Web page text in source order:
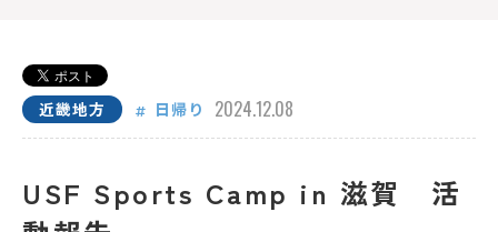
近畿地方 日帰り 2024.12.08
USF Sports Camp in 滋賀 活